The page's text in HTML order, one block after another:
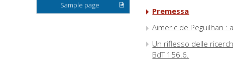
Sample page
Premessa
Aimeric de Peguilhan :
Un riflesso delle
BdT 156.6.